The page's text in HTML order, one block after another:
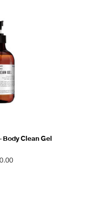
Body Clean Gel